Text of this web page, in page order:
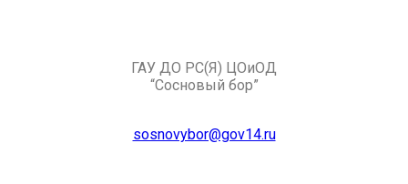
ГАУ ДО РС(Я) ЦОиОД
“Сосновый бор”
sosnovybor@gov14.ru